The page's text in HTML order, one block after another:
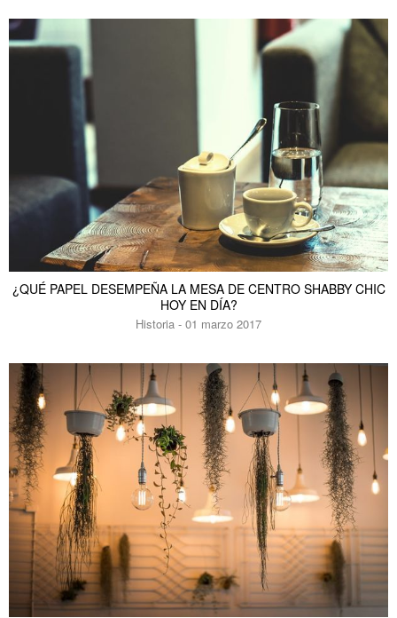
¿QUÉ PAPEL DESEMPEÑA LA MESA DE CENTRO SHABBY CHIC
HOY EN DÍA?
Historia - 01 marzo 2017